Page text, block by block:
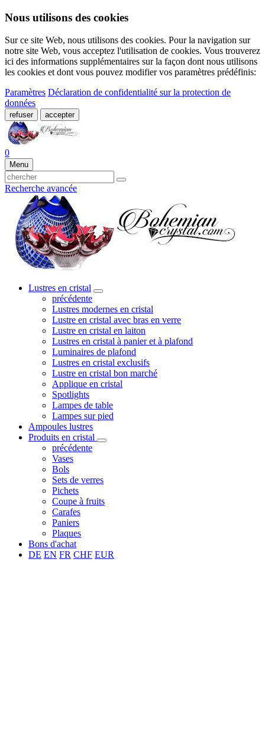
Nous utilisons des cookies
Sur ce site Web, nous utilisons des cookies. Pour la navigation sur
notre site Web, vous acceptez l'utilisation de cookies. Vous trouverez
ici des informations supplémentaires sur la façon dont nous utilisons
les cookies et dont vous pouvez modifier vos paramètres prédéfinis:
Paramètres Déclaration de confidentialité sur la protection de
données
refuser accepter
0
Menu
Recherche avancée
Lustres en cristal
précédente
Lustres modernes en cristal
Lustre en cristal avec bras en verre
Lustre en cristal en laiton
Lustres en cristal à panier et à plafond
Luminaires de plafond
Lustres en cristal exclusifs
Lustre en cristal bon marché
Applique en cristal
Spotlights
Lampes de table
Lampes sur pied
Ampoules lustres
Produits en cristal
précédente
Vases
Bols
Sets de verres
Pichets
Coupe à fruits
Carafes
Paniers
Plaques
Bons d'achat
DE EN FR CHF EUR